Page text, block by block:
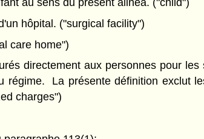
au sens du présent alinéa. ("child")
hôpital. ("surgical facility")
care home")
directement aux personnes pour les
régime. La présente définition exclut
charges")